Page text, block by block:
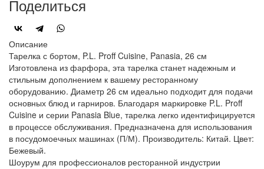
Поделиться
Описание
Тарелка с бортом, P.L. Proff Cuisine, Panasia, 26 см
Изготовлена из фарфора, эта тарелка станет надежным и
стильным дополнением к вашему ресторанному
оборудованию. Диаметр 26 см идеально подходит для подачи
основных блюд и гарниров. Благодаря маркировке P.L. Proff
Cuisine и серии Panasia Blue, тарелка легко идентифицируется
в процессе обслуживания. Предназначена для использования
в посудомоечных машинах (П/М). Производитель: Китай. Цвет:
Бежевый.
Шоурум для профессионалов ресторанной индустрии